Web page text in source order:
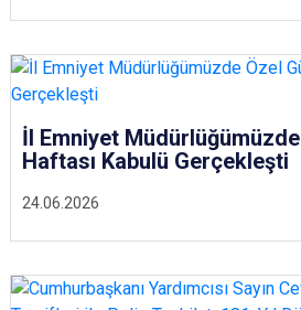
24.06.2026
İl Emniyet
Haftası Kabulü Gerçekleşti